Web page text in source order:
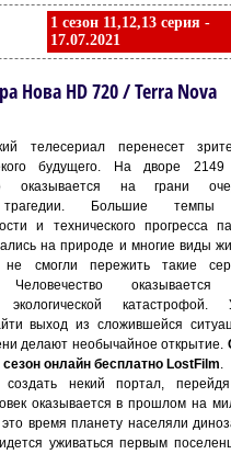
1 сезон 11,12,13 серия -
17.07.2021
Нова HD 720 / Terra Nova
телесериал перенесет
будущего. На дворе
оказывается на грани
Большие темпы
и технического прогресса
на природе и многие виды
смогли пережить такие
Человечество оказывается
экологической катастрофой.
выход из сложившейся
делают необычайное открытие.
онлайн бесплатно LostFilm.
некий портал,
оказывается в прошлом на
время планету населяли
уживаться первым